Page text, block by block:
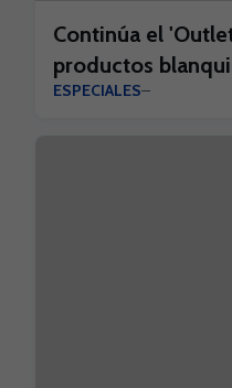
Continúa el
productos
ESPECIALES